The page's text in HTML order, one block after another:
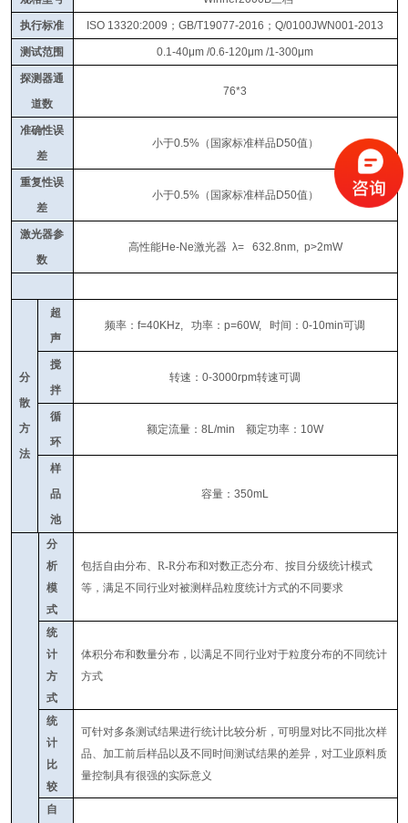
执行标准 ISO 13320:2009 ； GB/T19077-2016 ； Q/0100JWN001-2013
测试范围 0.1-40μm /0.6-120μm /1-300μm
探测器通
道数
76*3
准确性误
差
小于0.5%（国家标准样品 D50值）
重复性误
差
小于0.5%（国家标准样品 D50值）
激光器参
数
高性能He-Ne激光器 λ= 632.8nm, p>2mW
分
散
方
法
超
声
频率： f=40KHz, 功率： p=60W, 时间： 0-10min可调
搅
拌
转速： 0-3000rpm转速可调
循
环
额定流量： 8L/min 额定功率： 10W
样
品
池
容量： 350mL
分
析
模
式
包括自由分布、R-R分布和对数正态分布、按目分级统计模式
等，满足不同行业对被测样品粒度统计方式的不同要求
统
计
方
式
体积分布和数量分布，以满足不同行业对于粒度分布的不同统计
方式
统
计
比
较
可针对多条测试结果进行统计比较分析，可明显对比不同批次样
品、加工前后样品以及不同时间测试结果的差异，对工业原料质
量控制具有很强的实际意义
自